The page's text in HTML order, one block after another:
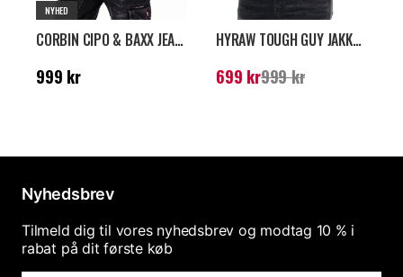
NYHED
CORBIN CIPO & BAXX JEANSJAKKE - MØRKEGRÅ
Pris: 999 kr
999 kr
HYRAW TOUGH GUY JAKKE - SORT
Nuværende pris:
699 kr999 kr
Nyhedsbrev
Tilmeld dig til vores nyhedsbrev og modtag 10 % i
rabat på dit første køb